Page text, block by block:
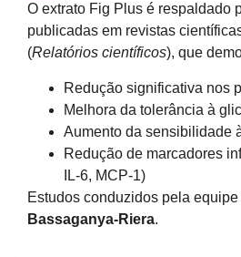
O extrato Fig Plus é respaldado
publicadas em revistas
(Relatórios científicos), que
Redução significativa nos
Melhora da tolerância à
Aumento da sensibilidade
Redução de marcadores
IL-6, MCP-1)
Estudos conduzidos pela equipe
Bassaganya-Riera.